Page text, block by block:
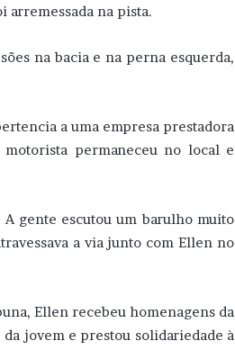
arremessada na pista.
na bacia e na perna esquerda,
a uma empresa prestadora
permaneceu no local e
gente escutou um barulho muito
a via junto com Ellen no
Ellen recebeu homenagens da
jovem e prestou solidariedade à